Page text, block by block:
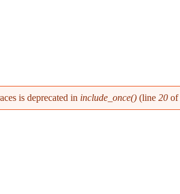
is deprecated in include_once() (line 20 of